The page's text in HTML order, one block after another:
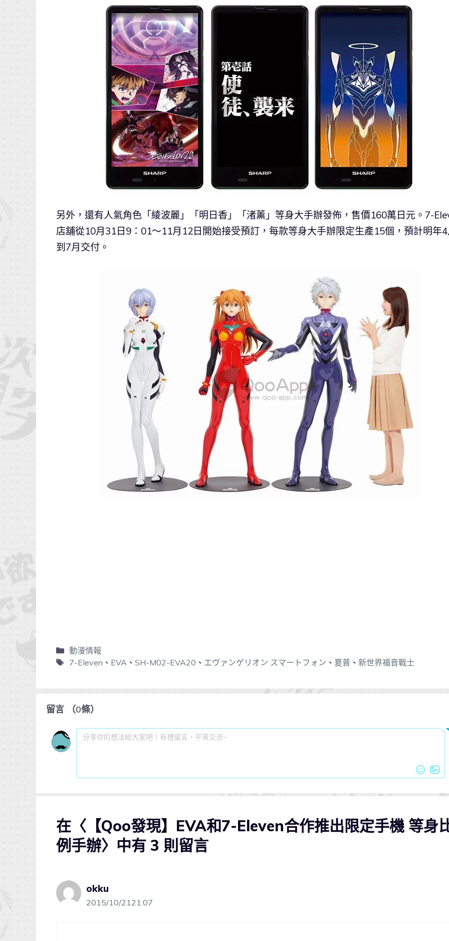
另外，還有人氣角色「綾波麗」「明日香」「渚薰」等身大手辦發佈，售價160萬日元。7-
店舖從10月31日9：01～11月12日開始接受預訂，每款等身大手辦限定生產15個，預計明年
到7月交付。
動漫情報
7-Eleven 、 EVA、 SH-M02-EVA20 、 エヴァンゲリオン スマートフォン 、 夏普、 新世界福音戰士
留言 （0條）
在〈【Qoo發現】EVA和7-Eleven合作推出限定手機 等身
例手辦〉中有 3 則留言
okku
2015/10/2121:07